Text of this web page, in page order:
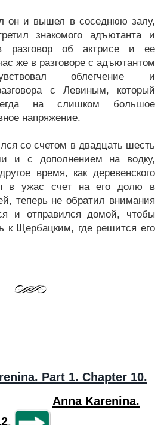
он и вышел в соседнюю залу,
знакомого адъютанта и
об актрисе и ее
же в разговоре с адъютантом
облегчение и
с Левиным, который
на слишком большое
напряжение.
со счетом в двадцать шесть
и с дополнением на водку,
время, как деревенского
в ужас счет на его долю в
теперь не обратил внимания
и отправился домой, чтобы
к Щербацким, где решится его
Part 1. Chapter 10.
Anna Karenina.
.